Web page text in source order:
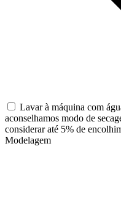
Lavar à máquina com
aconselhamos modo de
considerar até 5% de
Modelagem